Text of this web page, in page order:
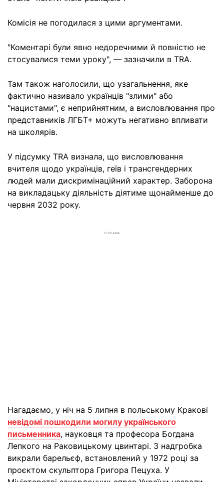
Комісія не погодилася з цими аргументами.
"Коментарі були явно недоречними й повністю не
стосувалися теми уроку", — зазначили в TRA.
Там також наголосили, що узагальнення, яке
фактично називало українців "злими" або
"нацистами", є неприйнятним, а висловлювання про
представників ЛГБТ+ можуть негативно впливати
на школярів.
У підсумку TRA визнала, що висловлювання
вчителя щодо українців, геїв і трансгендерних
людей мали дискримінаційний характер. Заборона
на викладацьку діяльність діятиме щонайменше до
червня 2032 року.
РЕКЛАМА
Нагадаємо, у ніч на 5 липня в польському Кракові
невідомі пошкодили могилу українського
письменника, науковця та професора Богдана
Лепкого на Раковицькому цвинтарі. З надгробка
викрали барельєф, встановлений у 1972 році за
проєктом скульптора Григора Пецуха. У